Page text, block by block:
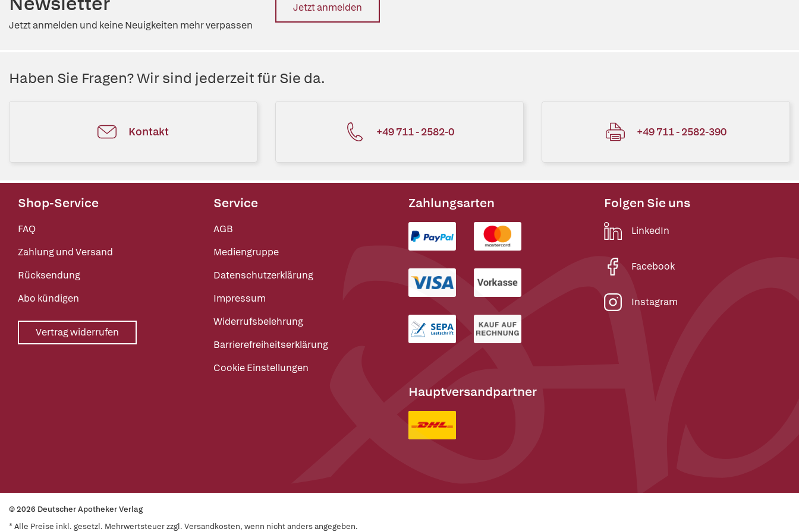
Jetzt anmelden und keine Neuigkeiten mehr verpassen
Jetzt anmelden
Haben Sie Fragen? Wir sind jederzeit für Sie da.
Kontakt +49 711 - 2582-0 +49 711 - 2582-390
Shop-Service
FAQ
Zahlung und Versand
Rücksendung
Abo kündigen
Vertrag widerrufen
Service
AGB
Mediengruppe
Datenschutzerklärung
Impressum
Widerrufsbelehrung
Barrierefreiheitserklärung
Cookie Einstellungen
Zahlungsarten
Hauptversandpartner
Folgen Sie uns
LinkedIn
Facebook
Instagram
© 2026 Deutscher Apotheker Verlag
* Alle Preise inkl. gesetzl. Mehrwertsteuer zzgl. Versandkosten, wenn nicht anders angegeben.